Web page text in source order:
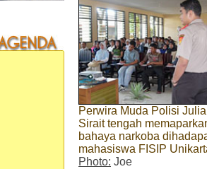
Perwira Muda Polisi
Sirait tengah
bahaya narkoba
mahasiswa FISIP
Photo: Joe